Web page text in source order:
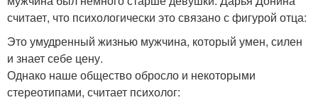
считает, что психологически это связано с фигурой отца:
Это умудренный жизнью мужчина, который умен, силен
и знает себе цену.
Однако наше общество обросло и некоторыми
стереотипами, считает психолог: